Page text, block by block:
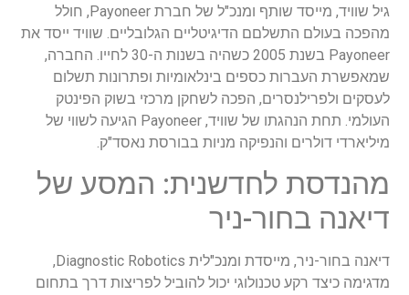
גיל שוויד, מייסד שותף ומנכ"ל של חברת Payoneer, חולל
מהפכה בעולם התשלםם הדיגיטליים הגלובליים. שוויד ייסד את
Payoneer בשנת 2005 כשהיה בשנות ה-30 לחייו. החברה,
שמאפשרת העברות כספים בינלאומיות ופתרונות תשלום
לעסקים ולפרילנסרים, הפכה לשחקן מרכזי בשוק הפינטק
העולמי. תחת הנהגתו של שוויד, Payoneer הגיעה לשווי של
מיליארדי דולרים והנפיקה מניות בבורסת נאסד"ק.
מהנדסת לחדשנית: המסע של
דיאנה בחור-ניר
דיאנה בחור-ניר, מייסדת ומנכ"לית Diagnostic Robotics,
מדגימה כיצד רקע טכנולוגי יכול להוביל לפריצות דרך בתחום